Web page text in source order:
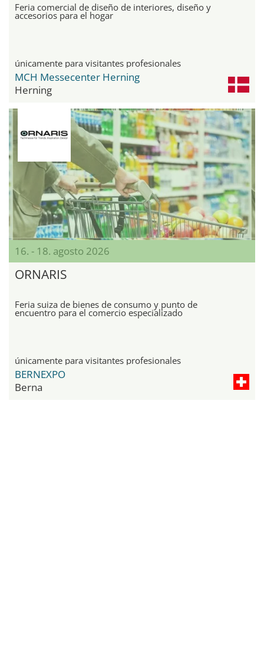
Feria comercial de diseño de interiores, diseño y
accesorios para el hogar
únicamente para visitantes profesionales
MCH Messecenter Herning
Herning
16. - 18. agosto 2026
ORNARIS
Feria suiza de bienes de consumo y punto de
encuentro para el comercio especializado
únicamente para visitantes profesionales
BERNEXPO
Berna